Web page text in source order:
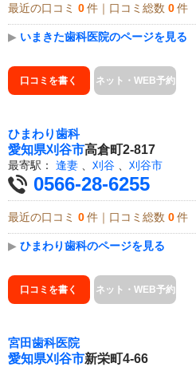
最近の口コミ 0 件｜口コミ総数 0 件
▶ いまきた歯科医院のページを見る
口コミを書く ネット・WEB予約
ひまわり歯科
愛知県刈谷市高倉町2-817
最寄駅： 逢妻 、 刈谷 、 刈谷市
0566-28-6255
最近の口コミ 0 件｜口コミ総数 0 件
▶ ひまわり歯科のページを見る
口コミを書く ネット・WEB予約
宮田歯科医院
愛知県刈谷市新栄町4-66